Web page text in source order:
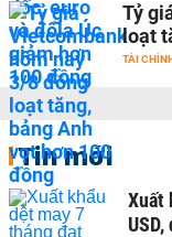
Tỷ
loạt
TÀI
Tin mới
Xuất